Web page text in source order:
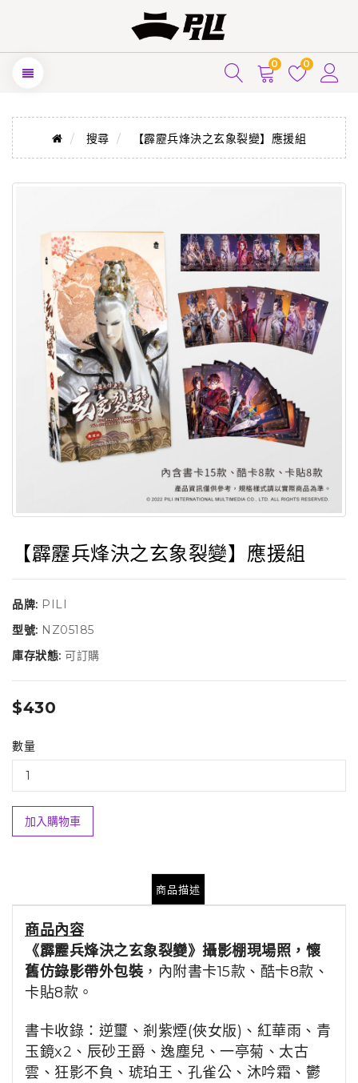
0 0
搜尋 【霹靂兵烽決之玄象裂變】應援組
【霹靂兵烽決之玄象裂變】應援組
品牌: PILI
型號: NZ05185
庫存狀態: 可訂購
$430
數量
加入購物車
商品描述
商品內容
《霹靂兵烽決之玄象裂變》攝影棚現場照，懷
舊仿錄影帶外包裝，內附書卡15款、酷卡8款、
卡貼8款。
書卡收錄：逆璽 、 剎紫煙(俠女版) 、 紅華雨 、 青
玉鏡x2 、辰砂王爵 、 逸塵兒 、 一亭菊 、 太古
雲 、 狂影不負 、 琥珀王 、 孔雀公 、 沐吟霜 、 鬱